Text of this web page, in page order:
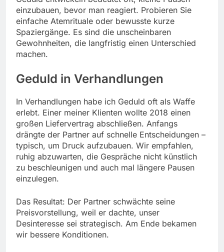
einzubauen, bevor man reagiert. Probieren Sie
einfache Atemrituale oder bewusste kurze
Spaziergänge. Es sind die unscheinbaren
Gewohnheiten, die langfristig einen Unterschied
machen.
Geduld in Verhandlungen
In Verhandlungen habe ich Geduld oft als Waffe
erlebt. Einer meiner Klienten wollte 2018 einen
großen Liefervertrag abschließen. Anfangs
drängte der Partner auf schnelle Entscheidungen –
typisch, um Druck aufzubauen. Wir empfahlen,
ruhig abzuwarten, die Gespräche nicht künstlich
zu beschleunigen und auch mal längere Pausen
einzulegen.
Das Resultat: Der Partner schwächte seine
Preisvorstellung, weil er dachte, unser
Desinteresse sei strategisch. Am Ende bekamen
wir bessere Konditionen.